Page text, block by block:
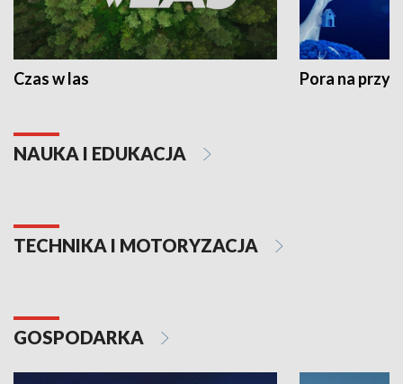
Czas w las Pora na
NAUKA I EDUKACJA
TECHNIKA I MOTORYZACJA
GOSPODARKA